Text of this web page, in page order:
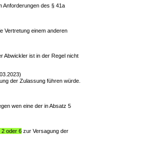
Anforderungen des § 41a
Vertretung einem anderen
Abwickler ist in der Regel nicht
der Zulassung führen würde.
wen eine der in Absatz 5
2 oder 6 zur Versagung der